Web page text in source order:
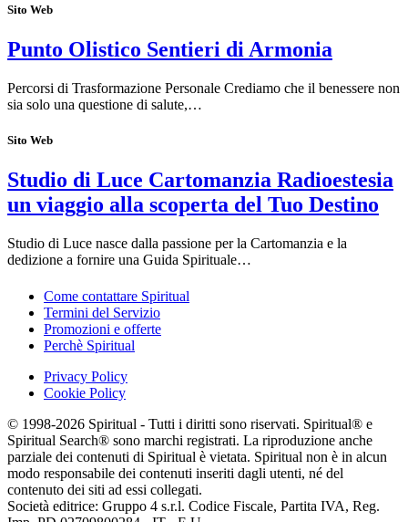
Sito Web
Punto Olistico Sentieri di Armonia
Percorsi di Trasformazione Personale Crediamo che il benessere non
sia solo una questione di salute,…
Sito Web
Studio di Luce Cartomanzia Radioestesia
un viaggio alla scoperta del Tuo Destino
Studio di Luce nasce dalla passione per la Cartomanzia e la
dedizione a fornire una Guida Spirituale…
Come contattare Spiritual
Termini del Servizio
Promozioni e offerte
Perchè Spiritual
Privacy Policy
Cookie Policy
© 1998-2026 Spiritual - Tutti i diritti sono riservati. Spiritual® e
Spiritual Search® sono marchi registrati. La riproduzione anche
parziale dei contenuti di Spiritual è vietata. Spiritual non è in alcun
modo responsabile dei contenuti inseriti dagli utenti, né del
contenuto dei siti ad essi collegati.
Società editrice: Gruppo 4 s.r.l. Codice Fiscale, Partita IVA, Reg.